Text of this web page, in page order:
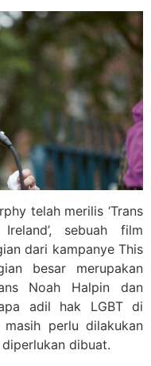
telah merilis ‘Trans
sebuah film
dari kampanye This
besar merupakan
Noah Halpin dan
adil hak LGBT di
perlu dilakukan
dibuat.